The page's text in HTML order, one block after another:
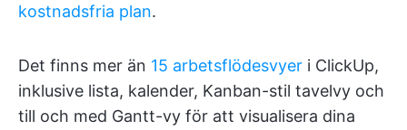
kostnadsfria plan.
Det finns mer än 15 arbetsflödesvyer i ClickUp,
inklusive lista, kalender, Kanban-stil tavelvy och
till och med Gantt-vy för att visualisera dina